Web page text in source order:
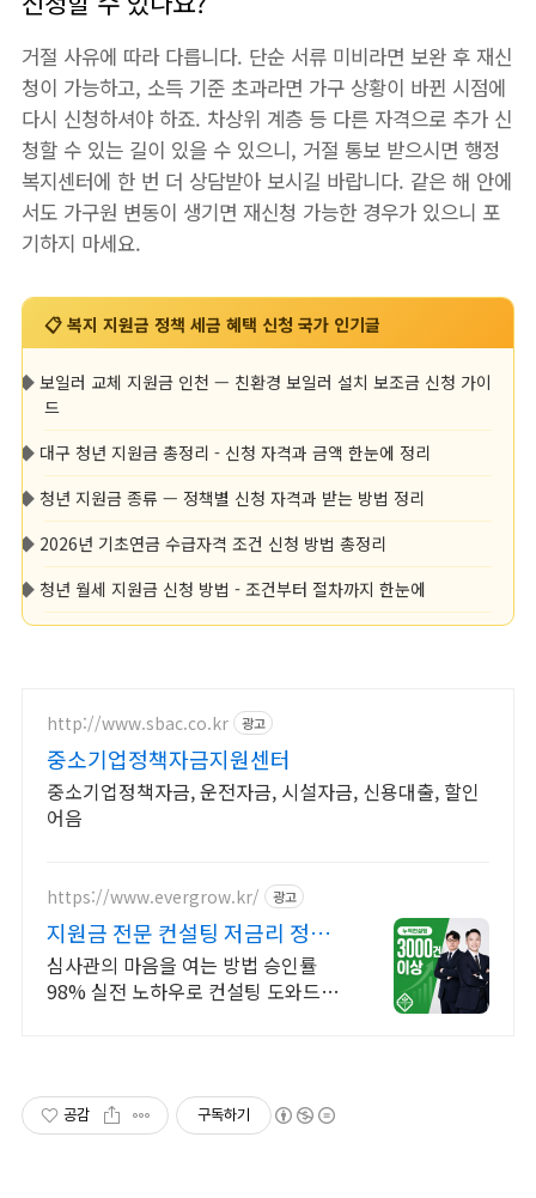
거절 사유에 따라 다릅니다. 단순 서류 미비라면 보완 후 재신
청이 가능하고, 소득 기준 초과라면 가구 상황이 바뀐 시점에
다시 신청하셔야 하죠. 차상위 계층 등 다른 자격으로 추가 신
청할 수 있는 길이 있을 수 있으니, 거절 통보 받으시면 행정
복지센터에 한 번 더 상담받아 보시길 바랍니다. 같은 해 안에
서도 가구원 변동이 생기면 재신청 가능한 경우가 있으니 포
기하지 마세요.
📋 복지 지원금 정책 세금 혜택 신청 국가 인기글
◆ 보일러 교체 지원금 인천 — 친환경 보일러 설치 보조금 신청 가이
드
◆ 대구 청년 지원금 총정리 - 신청 자격과 금액 한눈에 정리
◆ 청년 지원금 종류 — 정책별 신청 자격과 받는 방법 정리
◆ 2026년 기초연금 수급자격 조건 신청 방법 총정리
◆ 청년 월세 지원금 신청 방법 - 조건부터 절차까지 한눈에
http://www.sbac.co.kr 광고
중소기업정책자금지원센터
중소기업정책자금, 운전자금, 시설자금, 신용대출, 할인
어음
https://www.evergrow.kr/ 광고
지원금 전문 컨설팅 저금리 정책
자금 지금 신청
심사관의 마음을 여는 방법 승인률
98% 실전 노하우로 컨설팅 도와드립
공감 구독하기